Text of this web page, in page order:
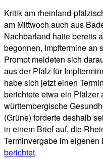
Kritik am rheinland-
am Mittwoch auch aus
Nachbarland hatte bereits
begonnen, Impftermine an
Prompt meldeten sich
aus der Pfalz für
habe sich jetzt einen
berichtete etwa ein Pfälzer
württembergische
(Grüne) forderte deshalb
in einem Brief auf, die
Terminvergabe im
berichtet.